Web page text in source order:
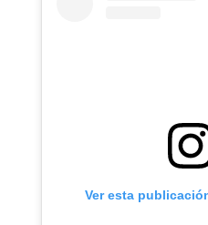
Ver esta